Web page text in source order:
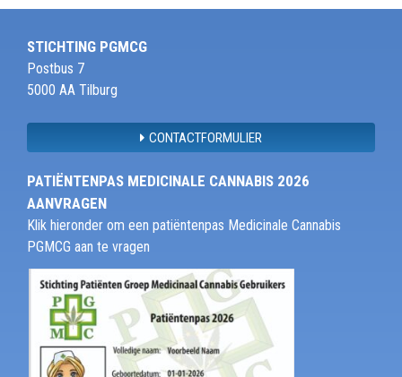
STICHTING PGMCG
Postbus 7
5000 AA Tilburg
CONTACTFORMULIER
PATIËNTENPAS MEDICINALE CANNABIS 2026
AANVRAGEN
Klik hieronder om een patiëntenpas Medicinale Cannabis
PGMCG aan te vragen